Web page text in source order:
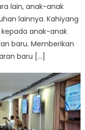
lain, anak-anak
lainnya. Kahiyang
anak-anak
baru. Memberikan
baru […]